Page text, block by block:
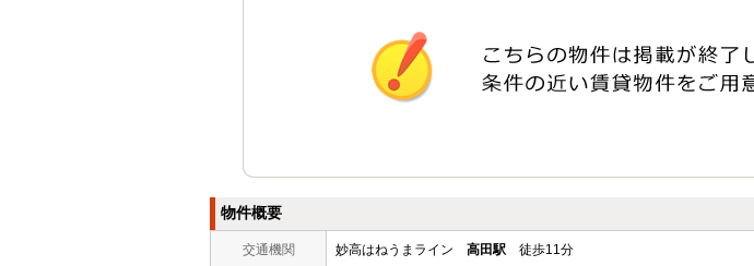
物件概要
交通機関 妙高はねうまライン 高田駅 徒歩11分